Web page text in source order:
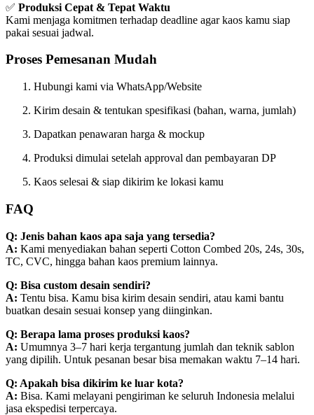
✅ Produksi Cepat & Tepat Waktu
Kami menjaga komitmen terhadap deadline agar kaos kamu siap
pakai sesuai jadwal.
Proses Pemesanan Mudah
Hubungi kami via WhatsApp/Website
Kirim desain & tentukan spesifikasi (bahan, warna, jumlah)
Dapatkan penawaran harga & mockup
Produksi dimulai setelah approval dan pembayaran DP
Kaos selesai & siap dikirim ke lokasi kamu
FAQ
Q: Jenis bahan kaos apa saja yang tersedia?
A: Kami menyediakan bahan seperti Cotton Combed 20s, 24s, 30s,
TC, CVC, hingga bahan kaos premium lainnya.
Q: Bisa custom desain sendiri?
A: Tentu bisa. Kamu bisa kirim desain sendiri, atau kami bantu
buatkan desain sesuai konsep yang diinginkan.
Q: Berapa lama proses produksi kaos?
A: Umumnya 3–7 hari kerja tergantung jumlah dan teknik sablon
yang dipilih. Untuk pesanan besar bisa memakan waktu 7–14 hari.
Q: Apakah bisa dikirim ke luar kota?
A: Bisa. Kami melayani pengiriman ke seluruh Indonesia melalui
jasa ekspedisi terpercaya.